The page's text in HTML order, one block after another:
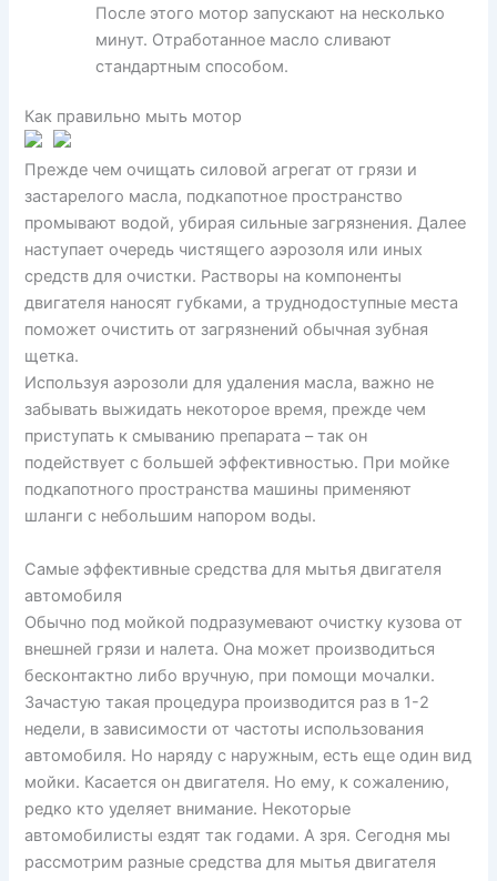
После этого мотор запускают на несколько
минут. Отработанное масло сливают
стандартным способом.
Как правильно мыть мотор
Прежде чем очищать силовой агрегат от грязи и
застарелого масла, подкапотное пространство
промывают водой, убирая сильные загрязнения. Далее
наступает очередь чистящего аэрозоля или иных
средств для очистки. Растворы на компоненты
двигателя наносят губками, а труднодоступные места
поможет очистить от загрязнений обычная зубная
щетка.
Используя аэрозоли для удаления масла, важно не
забывать выжидать некоторое время, прежде чем
приступать к смыванию препарата – так он
подействует с большей эффективностью. При мойке
подкапотного пространства машины применяют
шланги с небольшим напором воды.
Самые эффективные средства для мытья двигателя
автомобиля
Обычно под мойкой подразумевают очистку кузова от
внешней грязи и налета. Она может производиться
бесконтактно либо вручную, при помощи мочалки.
Зачастую такая процедура производится раз в 1-2
недели, в зависимости от частоты использования
автомобиля. Но наряду с наружным, есть еще один вид
мойки. Касается он двигателя. Но ему, к сожалению,
редко кто уделяет внимание. Некоторые
автомобилисты ездят так годами. А зря. Сегодня мы
рассмотрим разные средства для мытья двигателя